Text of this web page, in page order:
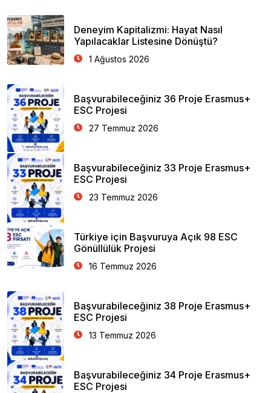
Deneyim Kapitalizmi: Hayat Nasıl
Yapılacaklar Listesine Dönüştü?
1 Ağustos 2026
Başvurabileceğiniz 36 Proje Erasmus+
ESC Projesi
27 Temmuz 2026
Başvurabileceğiniz 33 Proje Erasmus+
ESC Projesi
23 Temmuz 2026
Türkiye için Başvuruya Açık 98 ESC
Gönüllülük Projesi
16 Temmuz 2026
Başvurabileceğiniz 38 Proje Erasmus+
ESC Projesi
13 Temmuz 2026
Başvurabileceğiniz 34 Proje Erasmus+
ESC Projesi